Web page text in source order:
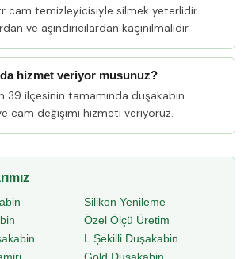
cam temizleyicisiyle silmek yeterlidir.
ve aşındırıcılardan kaçınılmalıdır.
hizmet veriyor musunuz?
39 ilçesinin tamamında duşakabin
cam değişimi hizmeti veriyoruz.
Silikon Yenileme
Özel Ölçü Üretim
L Şekilli Duşakabin